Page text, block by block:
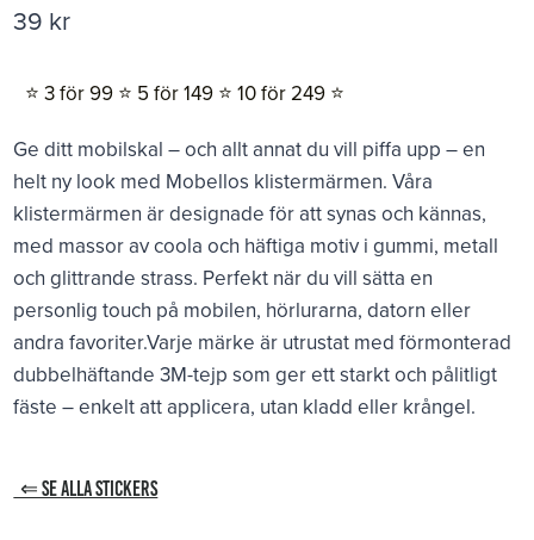
39 kr
⭐️ 3 för 99 ⭐️ 5 för 149 ⭐️ 10 för 249 ⭐️
Ge ditt mobilskal – och allt annat du vill piffa upp – en
helt ny look med Mobellos klistermärmen. Våra
klistermärmen är designade för att synas och kännas,
med massor av coola och häftiga motiv i gummi, metall
och glittrande strass. Perfekt när du vill sätta en
personlig touch på mobilen, hörlurarna, datorn eller
andra favoriter.Varje märke är utrustat med förmonterad
dubbelhäftande 3M-tejp som ger ett starkt och pålitligt
fäste – enkelt att applicera, utan kladd eller krångel.
⇐ SE ALLA STICKERS